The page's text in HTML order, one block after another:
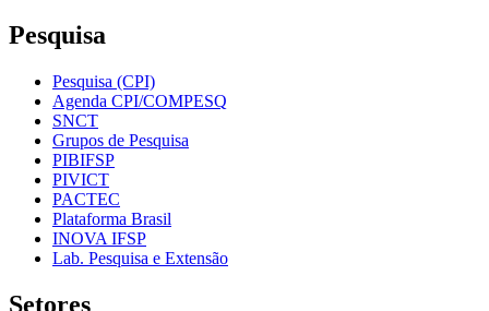
Pesquisa
Pesquisa (CPI)
Agenda CPI/COMPESQ
SNCT
Grupos de Pesquisa
PIBIFSP
PIVICT
PACTEC
Plataforma Brasil
INOVA IFSP
Lab. Pesquisa e Extensão
Setores